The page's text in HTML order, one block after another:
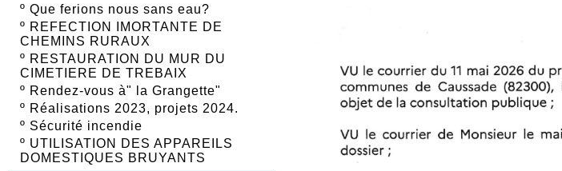
º Que ferions nous sans eau?
º REFECTION IMORTANTE DE
CHEMINS RURAUX
º RESTAURATION DU MUR DU
CIMETIERE DE TREBAIX
º Rendez-vous à" la Grangette"
º Réalisations 2023, projets 2024.
º Sécurité incendie
º UTILISATION DES APPAREILS
DOMESTIQUES BRUYANTS